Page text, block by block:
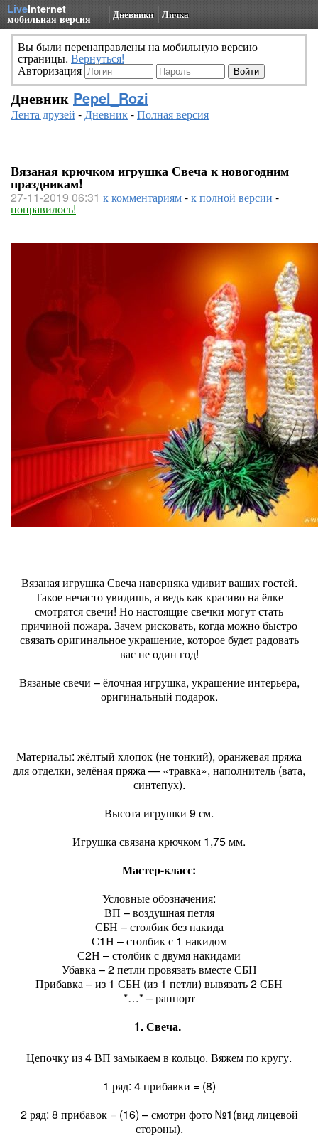
LiveInternet
мобильная версия Дневники Личка
Вы были перенаправлены на мобильную версию
страницы. Вернуться!
Авторизация
Дневник Pepel_Rozi
Лента друзей -Дневник-Полная версия
Вязаная крючком игрушка Свеча к новогодним
праздникам!
27-11-2019 06:31 к комментариям-к полной версии -
понравилось!
Вязаная игрушка Свеча наверняка удивит ваших гостей.
Такое нечасто увидишь, а ведь как красиво на ёлке
смотрятся свечи! Но настоящие свечки могут стать
причиной пожара. Зачем рисковать, когда можно быстро
связать оригинальное украшение, которое будет радовать
вас не один год!
Вязаные свечи – ёлочная игрушка, украшение интерьера,
оригинальный подарок.
Материалы: жёлтый хлопок (не тонкий), оранжевая пряжа
для отделки, зелёная пряжа — «травка», наполнитель (вата,
синтепух).
Высота игрушки 9 см.
Игрушка связана крючком 1,75 мм.
Мастер-класс:
Условные обозначения:
ВП – воздушная петля
СБН – столбик без накида
С1Н – столбик с 1 накидом
С2Н – столбик с двумя накидами
Убавка – 2 петли провязать вместе СБН
Прибавка – из 1 СБН (из 1 петли) вывязать 2 СБН
*…* – раппорт
1. Свеча.
Цепочку из 4 ВП замыкаем в кольцо. Вяжем по кругу.
1 ряд: 4 прибавки = (8)
2 ряд: 8 прибавок = (16) – смотри фото №1(вид лицевой
стороны).